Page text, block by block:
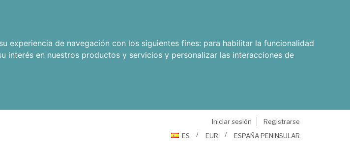
experiencia de navegación con los siguientes fines: para habilitar la funcionalidad
interés en nuestros productos y servicios y personalizar las interacciones de
Iniciar sesión
Registrarse
ES
EUR ESPAÑA PENINSULAR